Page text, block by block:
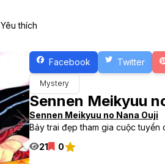
Yêu thích
Facebook Twitter
Mystery
Sennen Meikyuu
Sennen Meikyuu no Nana Ouji
Bảy trai đẹp tham gia cuộc
21
0